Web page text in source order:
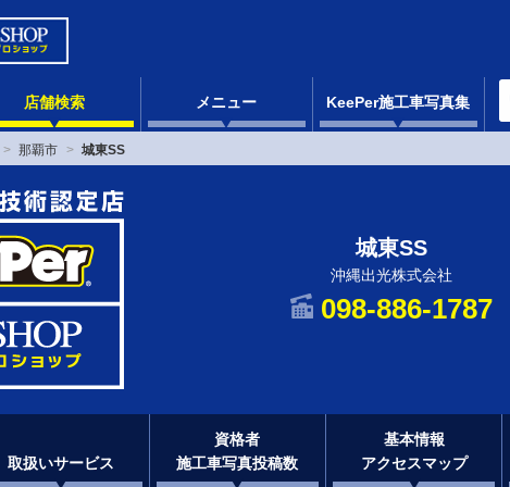
店舗検索 メニュー KeePer施工車写真集
那覇市 城東SS
城東SS
沖縄出光株式会社
098-886-1787
取扱いサービス
資格者
施工車写真投稿数
基本情報
アクセスマップ